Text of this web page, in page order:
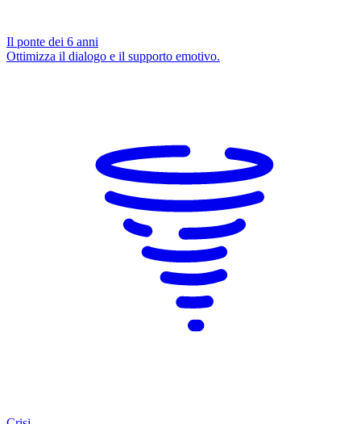
Il ponte dei 6 anni
Ottimizza il dialogo e il supporto emotivo.